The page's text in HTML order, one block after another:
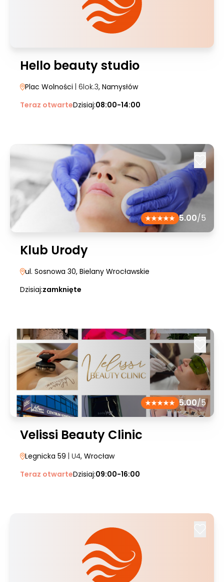
Hello beauty studio
Plac Wolności | 6lok.3, Namysłów
Teraz otwarteDzisiaj:08:00-14:00
5.00/5
Klub Urody
ul. Sosnowa 30, Bielany Wrocławskie
Dzisiaj:zamknięte
5.00/5
Velissi Beauty Clinic
Legnicka 59 | U4, Wrocław
Teraz otwarteDzisiaj:09:00-16:00